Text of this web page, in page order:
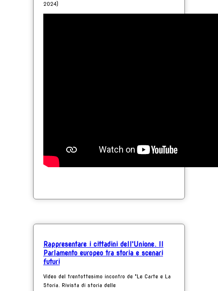
2024)
Rappresentare i cittadini dell'Unione. Il
Parlamento europeo tra storia e scenari
futuri
Video del trentottesimo incontro de "Le Carte e La
Storia. Rivista di storia delle